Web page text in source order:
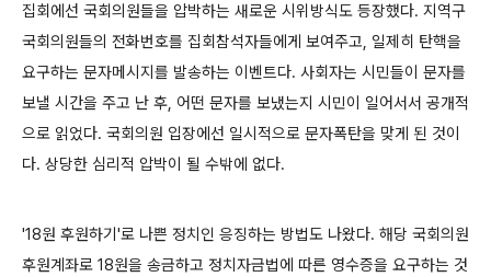
집회에선 국회의원들을 압박하는 새로운 시위방식도 등장했다. 지역구
국회의원들의 전화번호를 집회참석자들에게 보여주고, 일제히 탄핵을
요구하는 문자메시지를 발송하는 이벤트다. 사회자는 시민들이 문자를
보낼 시간을 주고 난 후, 어떤 문자를 보냈는지 시민이 일어서서 공개적
으로 읽었다. 국회의원 입장에선 일시적으로 문자폭탄을 맞게 된 것이
다. 상당한 심리적 압박이 될 수밖에 없다.
'18원 후원하기'로 나쁜 정치인 응징하는 방법도 나왔다. 해당 국회의원
후원계좌로 18원을 송금하고 정치자금법에 따른 영수증을 요구하는 것